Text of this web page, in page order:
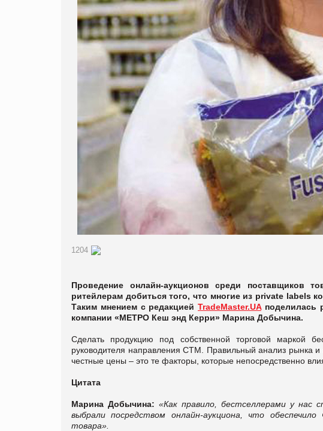
1204
Проведение онлайн-аукционов среди поставщиков
ритейлерам добиться того, что многие из private labels
Таким мнением с редакцией TradeMaster.UAподелилась
компании «МЕТРО Кеш энд Керри» Марина Добычина.
Сделать продукцию под собственной торговой маркой
руководителя направления СТМ. Правильный анализ рынка
честные цены – это те факторы, которые непо­средственно
Цитата
Марина Добычина: «Как правило, бестсел­лерами у нас
выбрали посредством он­лайн­-аукциона, что
товара».